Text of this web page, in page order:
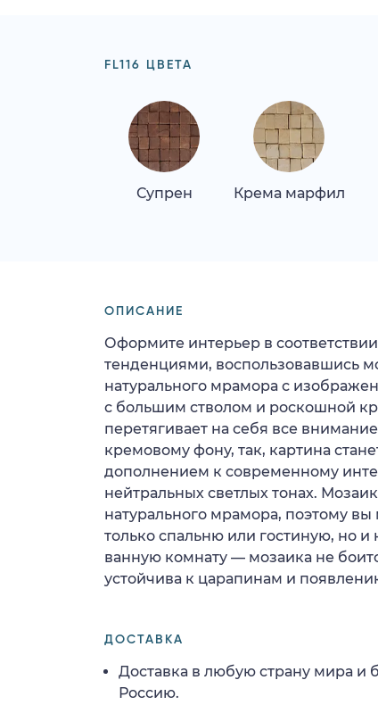
FL116 ЦВЕТА
Супрен Крема марфил
ОПИСАНИЕ
Оформите интерьер в
тенденциями, воспользовавшись
натурального мрамора с
с большим стволом и роскошной
перетягивает на себя все
кремовому фону, так, картина
дополнением к современному
нейтральных светлых тонах.
натурального мрамора, поэтому
только спальню или гостиную, но
ванную комнату — мозаика не
устойчива к царапинам и
ДОСТАВКА
Доставка в любую страну мира и
Россию.